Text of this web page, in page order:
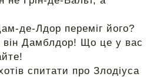
де-Лдор переміг його?
він Дамблдор! Що це у вас
спитати про Злодіуса